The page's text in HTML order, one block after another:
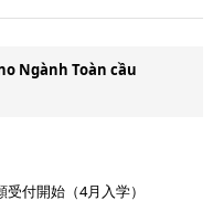
Ngành Toàn cầu
付開始（4月入学）